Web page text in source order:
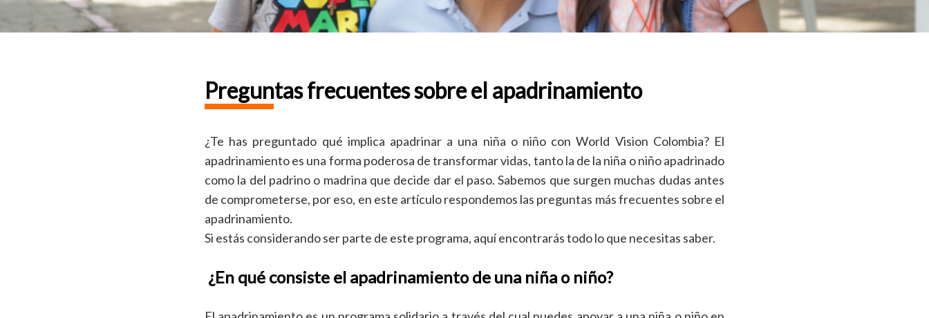
Preguntas frecuentes sobre el apadrinamiento
¿Te has preguntado qué implica apadrinar a una niña o niño con World Vision Colombia? El
apadrinamiento es una forma poderosa de transformar vidas, tanto la de la niña o niño apadrinado
como la del padrino o madrina que decide dar el paso. Sabemos que surgen muchas dudas antes
de comprometerse, por eso, en este artículo respondemos las preguntas más frecuentes sobre el
apadrinamiento.
Si estás considerando ser parte de este programa, aquí encontrarás todo lo que necesitas saber.
¿En qué consiste el apadrinamiento de una niña o niño?